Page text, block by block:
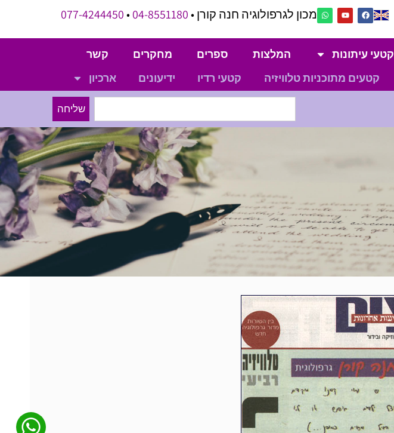
מכון לגרפולוגיה חנה קורן •04-8551180
•
077-4244450
קטעי עיתונות המלצות ספרים מחקרים
קשר
קטעים מתוכניות טלוויזיה קטעי רדיו ידיעונים ארכיון
שליחה